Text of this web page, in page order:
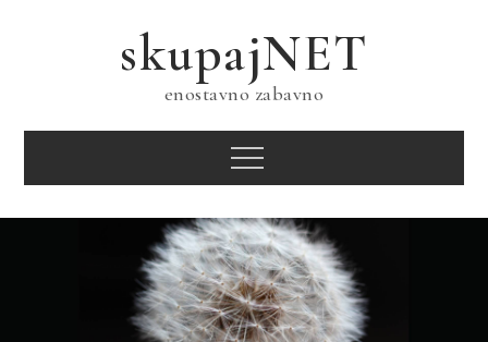
skupajNET
enostavno zabavno
Menu